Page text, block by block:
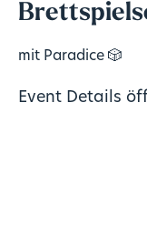
mit Paradice 🎲
Event Details